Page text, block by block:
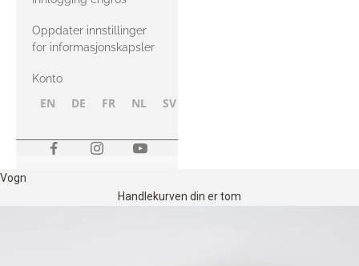
Oppdater innstillinger
for informasjonskapsler
Konto
EN DE FR NL SV
Vogn
Handlekurven din er tom